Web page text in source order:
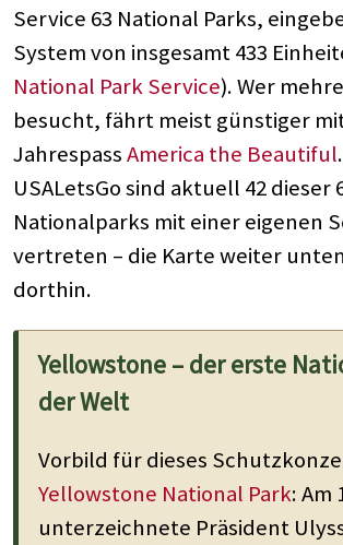
Service 63 National Parks,
System von insgesamt 433
National Park Service). Wer
besucht, fährt meist günstiger
JahrespassAmerica the Beautiful
USALetsGo sind aktuell 42 dieser
Nationalparks mit einer eigenen
vertreten – die Karte weiter
dorthin.
Yellowstone – der erste
der Welt
Vorbild für dieses
Yellowstone National Park: Am
unterzeichnete Präsident